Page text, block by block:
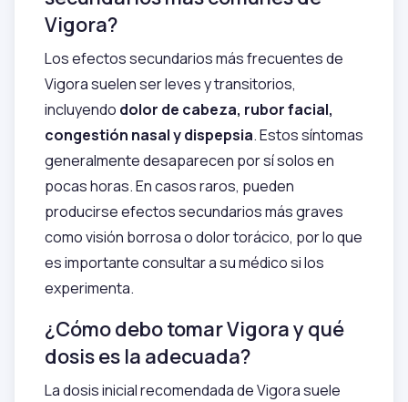
Vigora?
Los efectos secundarios más frecuentes de
Vigora suelen ser leves y transitorios,
incluyendo dolor de cabeza, rubor facial,
congestión nasal y dispepsia. Estos síntomas
generalmente desaparecen por sí solos en
pocas horas. En casos raros, pueden
producirse efectos secundarios más graves
como visión borrosa o dolor torácico, por lo que
es importante consultar a su médico si los
experimenta.
¿Cómo debo tomar Vigora y qué
dosis es la adecuada?
La dosis inicial recomendada de Vigora suele